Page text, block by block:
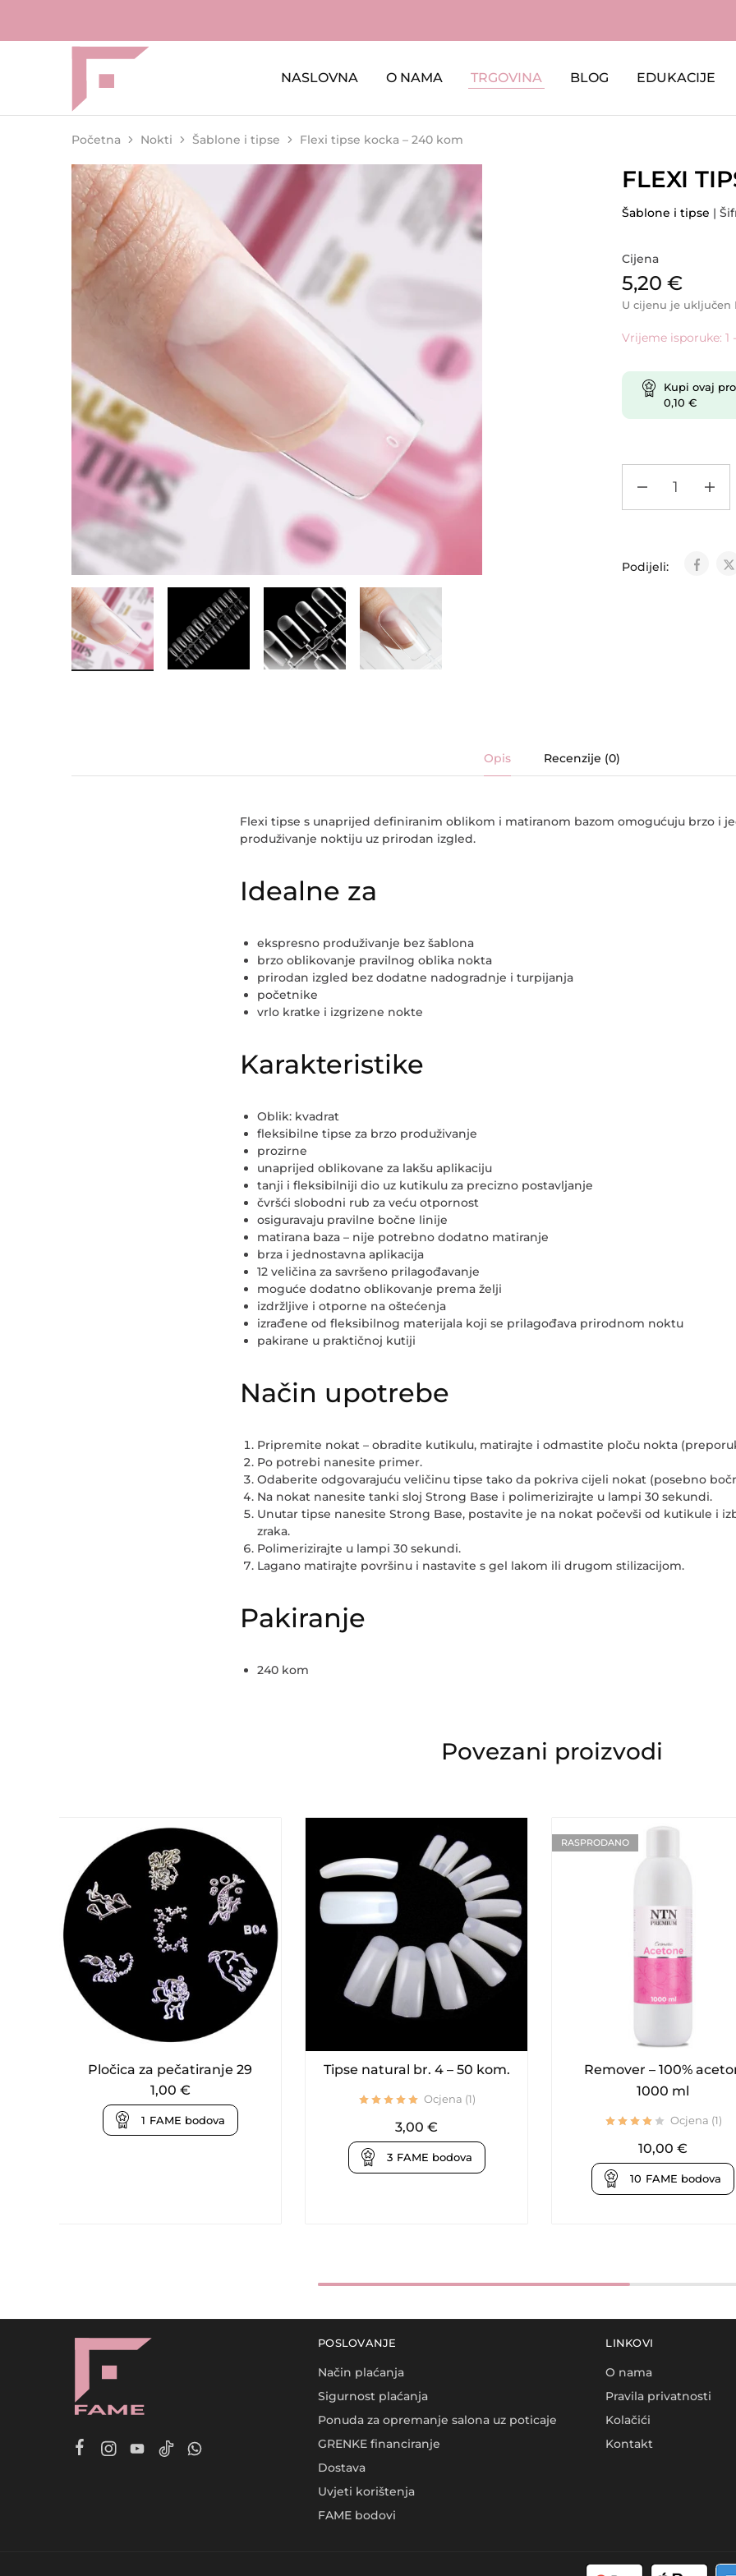
FAME
Profesionalna
za
kozmetičke
NASLOVNA O NAMA TRGOVINA BLOG EDUKACIJE
Početna Nokti Šablone i tipse Flexi tipse kocka – 240 kom
FLEXI
Šablone i tipse |
Cijena
5,20 €
U cijenu je uključen
Vrijeme isporuke: 1
Kupi ovaj
0,10 €
Podijeli:
Opis Recenzije (0)
Flexi tipse s unaprijed definiranim oblikom i matiranom bazom omogućuju brzo i
produživanje noktiju uz prirodan izgled.
Idealne za
ekspresno produživanje bez šablona
brzo oblikovanje pravilnog oblika nokta
prirodan izgled bez dodatne nadogradnje i turpijanja
početnike
vrlo kratke i izgrizene nokte
Karakteristike
Oblik: kvadrat
fleksibilne tipse za brzo produživanje
prozirne
unaprijed oblikovane za lakšu aplikaciju
tanji i fleksibilniji dio uz kutikulu za precizno postavljanje
čvršći slobodni rub za veću otpornost
osiguravaju pravilne bočne linije
matirana baza – nije potrebno dodatno matiranje
brza i jednostavna aplikacija
12 veličina za savršeno prilagođavanje
moguće dodatno oblikovanje prema želji
izdržljive i otporne na oštećenja
izrađene od fleksibilnog materijala koji se prilagođava prirodnom noktu
pakirane u praktičnoj kutiji
Način upotrebe
Pripremite nokat – obradite kutikulu, matirajte i odmastite ploču nokta
Po potrebi nanesite primer.
Odaberite odgovarajuću veličinu tipse tako da pokriva cijeli nokat (posebno
Na nokat nanesite tanki sloj Strong Base i polimerizirajte u lampi 30 sekundi.
Unutar tipse nanesite Strong Base, postavite je na nokat počevši od kutikule i
zraka.
Polimerizirajte u lampi 30 sekundi.
Lagano matirajte površinu i nastavite s gel lakom ili drugom stilizacijom.
Pakiranje
240 kom
Povezani proizvodi
Pločica za pečatiranje 29
1,00 €
1 FAME bodova
Tipse natural br. 4 – 50 kom.
Ocjena (1)
3,00 €
3 FAME bodova
RASPRODANO
Remover – 100%
1000 ml
Ocjena (1)
10,00 €
10 FAME bodova
POSLOVANJE
Način plaćanja
Sigurnost plaćanja
Ponuda za opremanje salona uz poticaje
GRENKE financiranje
Dostava
Uvjeti korištenja
FAME bodovi
LINKOVI
O nama
Pravila privatnosti
Kolačići
Kontakt